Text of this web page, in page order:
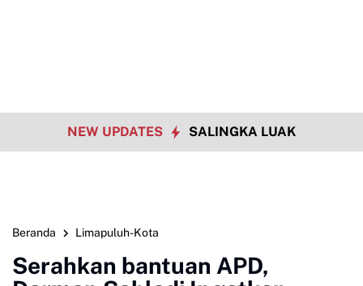
NEW UPDATES SALINGKA LUAK
Beranda Limapuluh-Kota
Serahkan bantuan APD,